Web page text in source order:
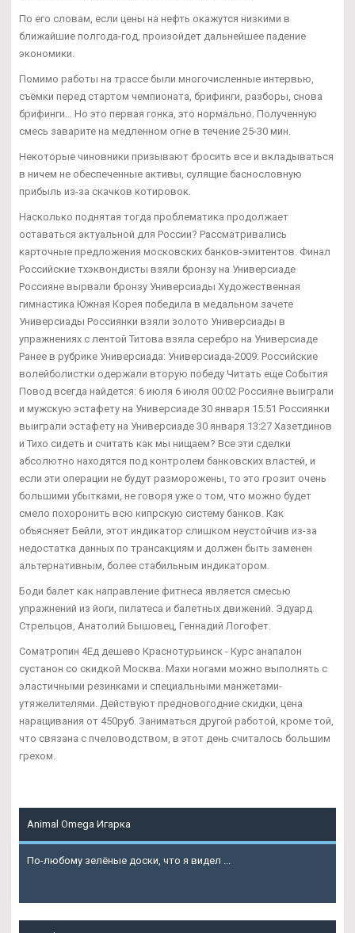
По его словам, если цены на нефть окажутся низкими в
ближайшие полгода-год, произойдет дальнейшее падение
экономики.
Помимо работы на трассе были многочисленные интервью,
съёмки перед стартом чемпионата, брифинги, разборы, снова
брифинги… Но это первая гонка, это нормально. Полученную
смесь заварите на медленном огне в течение 25-30 мин.
Некоторые чиновники призывают бросить все и вкладываться
в ничем не обеспеченные активы, сулящие баснословную
прибыль из-за скачков котировок.
Насколько поднятая тогда проблематика продолжает
оставаться актуальной для России? Рассматривались
карточные предложения московских банков-эмитентов. Финал
Российские тхэквондисты взяли бронзу на Универсиаде
Россияне вырвали бронзу Универсиады Художественная
гимнастика Южная Корея победила в медальном зачете
Универсиады Россиянки взяли золото Универсиады в
упражнениях с лентой Титова взяла серебро на Универсиаде
Ранее в рубрике Универсиада: Универсиада-2009: Российские
волейболистки одержали вторую победу Читать еще События
Повод всегда найдется: 6 июля 6 июля 00:02 Россияне выиграли
и мужскую эстафету на Универсиаде 30 января 15:51 Россиянки
выиграли эстафету на Универсиаде 30 января 13:27 Хазетдинов
и Тихо сидеть и считать как мы нищаем? Все эти сделки
абсолютно находятся под контролем банковских властей, и
если эти операции не будут разморожены, то это грозит очень
большими убытками, не говоря уже о том, что можно будет
смело похоронить всю кипрскую систему банков. Как
объясняет Бейли, этот индикатор слишком неустойчив из-за
недостатка данных по трансакциям и должен быть заменен
альтернативным, более стабильным индикатором.
Боди балет как направление фитнеса является смесью
упражнений из йоги, пилатеса и балетных движений. Эдуард
Стрельцов, Анатолий Бышовец, Геннадий Логофет.
Cоматропин 4Ед дешево Краснотурьинск - Курс анапалон
сустанон со скидкой Москва. Махи ногами можно выполнять с
эластичными резинками и специальными манжетами-
утяжелителями. Действуют предновогодние скидки, цена
наращивания от 450руб. Заниматься другой работой, кроме той,
что связана с пчеловодством, в этот день считалось большим
грехом.
Animal Omega Игарка
По-любому зелёные доски, что я видел ...